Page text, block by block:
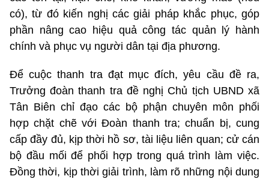
có), từ đó kiến nghị các giải pháp khắc phục, góp
phần nâng cao hiệu quả công tác quản lý hành
chính và phục vụ người dân tại địa phương.
Để cuộc thanh tra đạt mục đích, yêu cầu đề ra,
Trưởng đoàn thanh tra đề nghị Chủ tịch UBND xã
Tân Biên chỉ đạo các bộ phận chuyên môn phối
hợp chặt chẽ với Đoàn thanh tra; chuẩn bị, cung
cấp đầy đủ, kịp thời hồ sơ, tài liệu liên quan; cử cán
bộ đầu mối để phối hợp trong quá trình làm việc.
Đồng thời, kịp thời giải trình, làm rõ những nội dung